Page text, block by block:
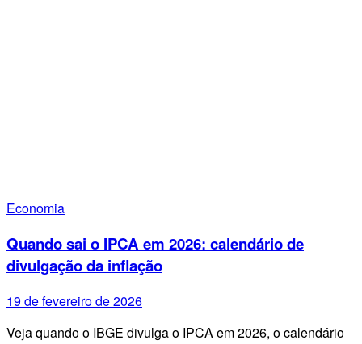
Economia
Quando sai o IPCA em 2026: calendário de
divulgação da inflação
19 de fevereiro de 2026
Veja quando o IBGE divulga o IPCA em 2026, o calendário